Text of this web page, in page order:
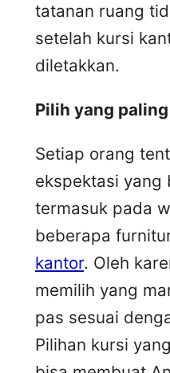
tatanan ruang
setelah kursi
diletakkan.
Pilih yang
Setiap orang
ekspektasi yang
termasuk pada
beberapa
kantor. Oleh
memilih yang
pas sesuai
Pilihan kursi